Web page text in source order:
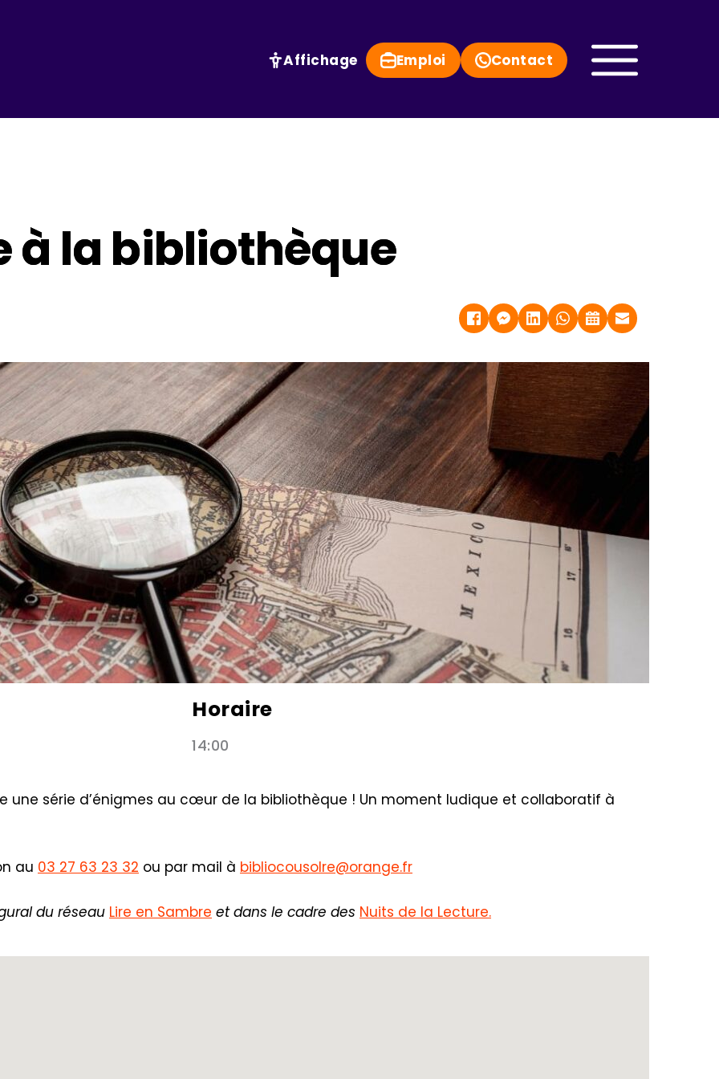
Affichage Emploi Contact
à la bibliothèque
Horaire
14:00
une série d’énigmes au cœur de la bibliothèque ! Un moment ludique et collaboratif à
au 03 27 63 23 32 ou par mail à bibliocousolre@orange.fr
du réseau Lire en Sambre et dans le cadre des Nuits de la Lecture.